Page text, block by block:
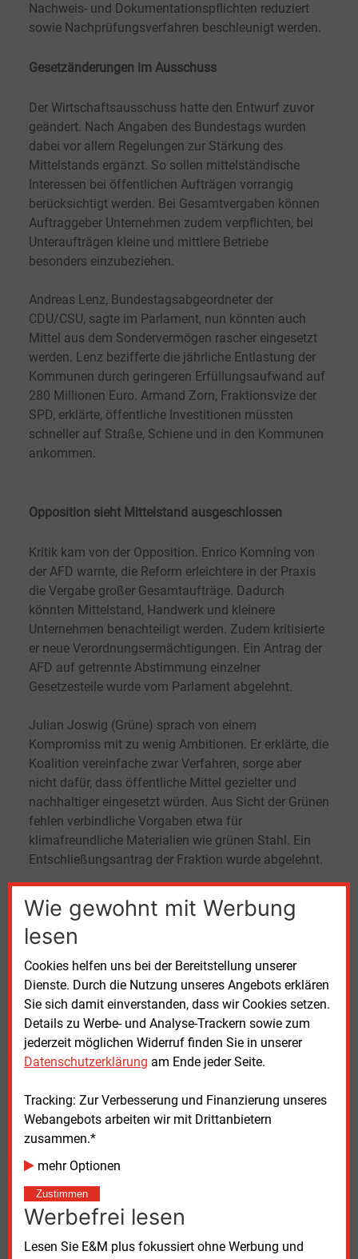
Wie gewohnt mit Werbung
lesen
Cookies helfen uns bei der Bereitstellung unserer
Dienste. Durch die Nutzung unseres Angebots erklären
Sie sich damit einverstanden, dass wir Cookies setzen.
Details zu Werbe- und Analyse-Trackern sowie zum
jederzeit möglichen Widerruf finden Sie in unserer
Datenschutzerklärung am Ende jeder Seite.
Tracking: Zur Verbesserung und Finanzierung unseres
Webangebots arbeiten wir mit Drittanbietern
zusammen.*
mehr Optionen
Zustimmen
Werbefrei lesen
Lesen Sie E&M plus fokussiert ohne Werbung und
Nachweis- und Dokumentationspflichten reduziert
sowie Nachprüfungsverfahren beschleunigt werden.
Gesetzänderungen im Ausschuss
Der Wirtschaftsausschuss hatte den Entwurf zuvor
geändert. Nach Angaben des Bundestags wurden
dabei vor allem Regelungen zur Stärkung des
Mittelstands ergänzt. So sollen mittelständische
Interessen bei öffentlichen Aufträgen vorrangig
berücksichtigt werden. Bei Gesamtvergaben können
Auftraggeber Unternehmen zudem verpflichten, bei
Unteraufträgen kleine und mittlere Betriebe
besonders einzubeziehen.
Andreas Lenz, Bundestagsabgeordneter der
CDU/CSU, sagte im Parlament, nun könnten auch
Mittel aus dem Sondervermögen rascher eingesetzt
werden. Lenz bezifferte die jährliche Entlastung der
Kommunen durch geringeren Erfüllungsaufwand auf
280 Millionen Euro. Armand Zorn, Fraktionsvize der
SPD, erklärte, öffentliche Investitionen müssten
schneller auf Straße, Schiene und in den Kommunen
ankommen.
Opposition sieht Mittelstand ausgeschlossen
Kritik kam von der Opposition. Enrico Komning von
der AFD warnte, die Reform erleichtere in der Praxis
die Vergabe großer Gesamtaufträge. Dadurch
könnten Mittelstand, Handwerk und kleinere
Unternehmen benachteiligt werden. Zudem kritisierte
er neue Verordnungsermächtigungen. Ein Antrag der
AFD auf getrennte Abstimmung einzelner
Gesetzesteile wurde vom Parlament abgelehnt.
Julian Joswig (Grüne) sprach von einem
Kompromiss mit zu wenig Ambitionen. Er erklärte, die
Koalition vereinfache zwar Verfahren, sorge aber
nicht dafür, dass öffentliche Mittel gezielter und
nachhaltiger eingesetzt würden. Aus Sicht der Grünen
fehlen verbindliche Vorgaben etwa für
klimafreundliche Materialien wie grünen Stahl. Ein
Entschließungsantrag der Fraktion wurde abgelehnt.
Janine Wissler von der Linkspartei kritisierte vor
allem die höhere Schwelle für Direktvergaben.
Aufträge bis 50.000 Euro ohne Ausschreibung
Vetternwirtschaft, sagte sie. Zudem forderte Wissler
Tarifbindung, soziale Standards und Transparenz bei
öffentlichen Vergaben.
Neben dem Gesetz verabschiedete der Bundestag mit
den Stimmen der Koalition auch eine Entschließung.
Sondervermögen Infrastruktur und Klimaschutz
besonders schnell einzusetzen. Außerdem soll die
Bundesregierung geplante europäische Vorgaben zu
Herkunfts- und Klimastandards bei Ausschreibungen
eng begleiten. Ziel sei es laut Beschluss, nationale
und europäische Regeln besser aufeinander
abzustimmen und zusätzliche Bürokratie zu
vermeiden.